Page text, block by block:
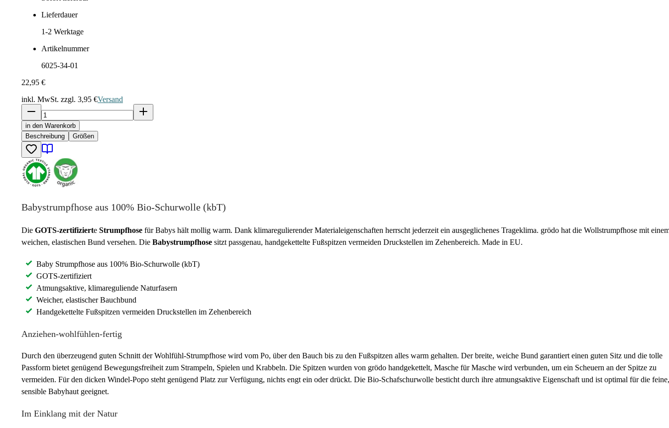
Lieferdauer
1-2 Werktage
Artikelnummer
6025-34-01
22,95 €
inkl. MwSt. zzgl. 3,95 €Versand
in den Warenkorb
Beschreibung
Größen
Babystrumpfhose aus 100% Bio-Schurwolle (kbT)
Die GOTS-zertifizierte Strumpfhose für Babys hält mollig warm. Dank klimaregulierender Materialeigenschaften herrscht jederzeit ein ausgeglichenes Trageklima. grödo hat die Wollstrumpfhose mit
weichen, elastischen Bund versehen. Die Babystrumpfhose sitzt passgenau, handgekettelte Fußspitzen vermeiden Druckstellen im Zehenbereich. Made in EU.
Baby Strumpfhose aus 100% Bio-Schurwolle (kbT)
GOTS-zertifiziert
Atmungsaktive, klimareguliende Naturfasern
Weicher, elastischer Bauchbund
Handgekettelte Fußspitzen vermeiden Druckstellen im Zehenbereich
Anziehen-wohlfühlen-fertig
Durch den überzeugend guten Schnitt der Wohlfühl-Strumpfhose wird vom Po, über den Bauch bis zu den Fußspitzen alles warm gehalten. Der breite, weiche Bund garantiert einen guten Sitz und die tolle
Passform bietet genügend Bewegungsfreiheit zum Strampeln, Spielen und Krabbeln. Die Spitzen wurden von grödo handgekettelt, Masche für Masche wird verbunden, um ein Scheuern an der Spitze zu
vermeiden. Für den dicken Windel-Popo steht genügend Platz zur Verfügung, nichts engt ein oder drückt. Die Bio-Schafschurwolle besticht durch ihre atmungsaktive Eigenschaft und ist optimal für die feine,
sensible Babyhaut geeignet.
Im Einklang mit der Natur